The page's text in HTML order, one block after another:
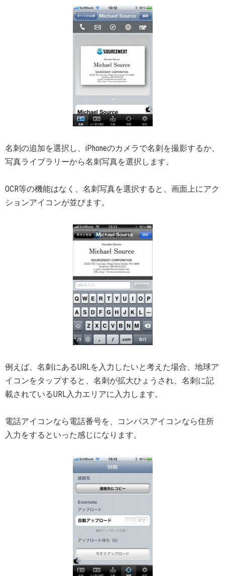
名刺の追加を選択し、iPhoneのカメラで名刺を撮影するか、
写真ライブラリーから名刺写真を選択します。
OCR等の機能はなく、名刺写真を選択すると、画面上にアク
ションアイコンが並びます。
例えば、名刺にあるURLを入力したいと考えた場合、地球ア
イコンをタップすると、名刺が拡大ひょうされ、名刺に記
載されているURL入力エリアに入力します。
電話アイコンなら電話番号を、コンパスアイコンなら住所
入力をするといった感じになります。